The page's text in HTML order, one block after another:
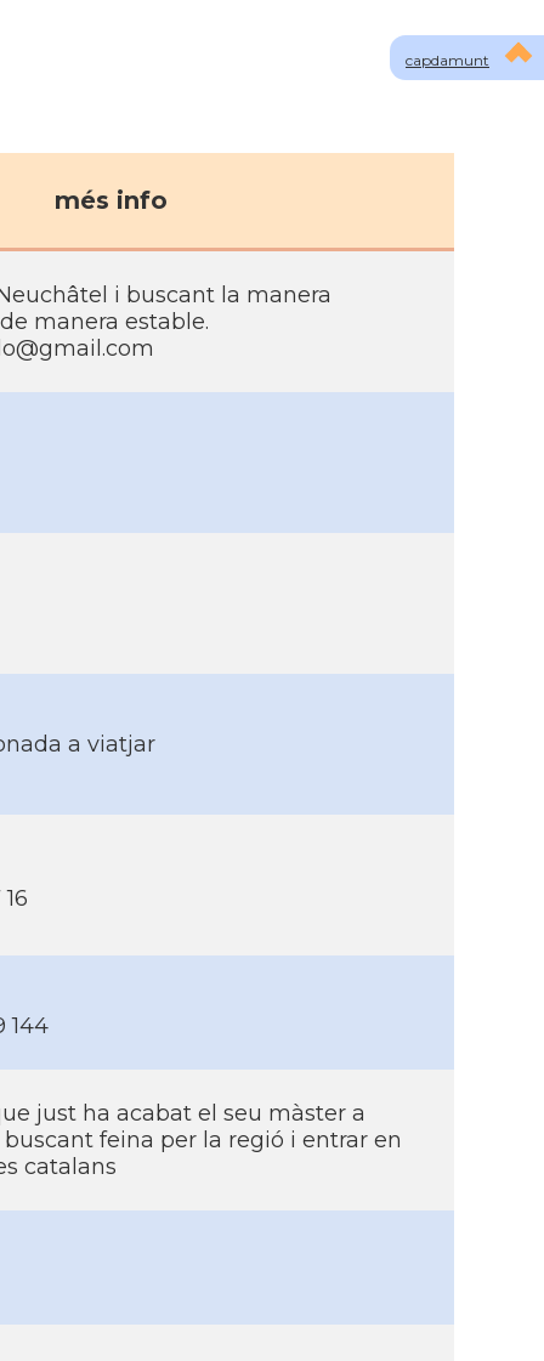
capdamunt
més info
i buscant la manera
manera estable.
a viatjar
144
just ha acabat el seu màster a
buscant feina per la regió i entrar en
catalans